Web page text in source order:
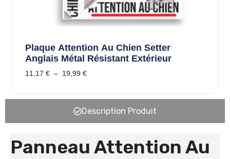
Plaque Attention Au Chien Setter
Anglais Métal Résistant Extérieur
11,17 € – 19,99 €
Description Produit
Panneau Attention Au